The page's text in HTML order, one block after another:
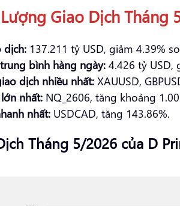
Giao Dịch Tháng
dịch: 137.211 tỷ USD, giảm 4.39%
bình hàng ngày:4.426 tỷ USD,
dịch nhiều nhất: XAUUSD,
nhất: NQ_2606, tăng khoảng
nhất: USDCAD, tăng 143.86%.
Tháng 5/2026 của D